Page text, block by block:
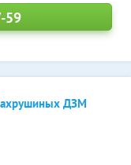
59
ДЗМ